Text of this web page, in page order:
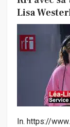
Lisa
In. https://www.